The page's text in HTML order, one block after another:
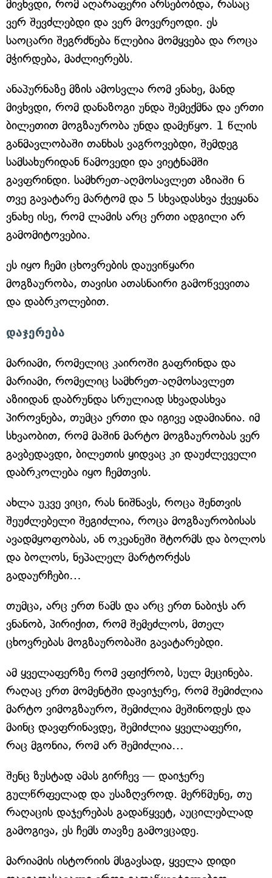
მივხვდი, რომ აღარაფერი არსებობდა, რასაც
ვერ შევძლებდი და ვერ მოვერეოდი. ეს
საოცარი შეგრძნება წლებია მომყვება და როცა
მჭირდება, მაძლიერებს.
ანაპურნაზე მზის ამოსვლა რომ ვნახე, მანდ
მივხვდი, რომ დანაზოგი უნდა შემექმნა და ერთი
ბილეთით მოგზაურობა უნდა დამეწყო. 1 წლის
განმავლობაში თანხას ვაგროვებდი, შემდეგ
სამსახურიდან წამოვედი და ვიეტნამში
გავფრინდი. სამხრეთ-აღმოსავლეთ აზიაში 6
თვე გავატარე მარტომ და 5 სხვადასხვა ქვეყანა
ვნახე ისე, რომ ლამის არც ერთი ადგილი არ
გამომიტოვებია.
ეს იყო ჩემი ცხოვრების დაუვიწყარი
მოგზაურობა, თავისი ათასნაირი გამოწვევითა
და დაბრკოლებით.
დაჯერება
მარიამი, რომელიც კაიროში გაფრინდა და
მარიამი, რომელიც სამხრეთ-აღმოსავლეთ
აზიიდან დაბრუნდა სრულიად სხვადასხვა
პიროვნება, თუმცა ერთი და იგივე ადამიანია. იმ
სხვაობით, რომ მაშინ მარტო მოგზაურობას ვერ
გავბედავდი, ბილეთის ყიდვაც კი დაუძლეველი
დაბრკოლება იყო ჩემთვის.
ახლა უკვე ვიცი, რას ნიშნავს, როცა შენთვის
შეუძლებელი შეგიძლია, როცა მოგზაურობისას
ავადმყოფობას, ან ოკეანეში შტორმს და ბოლოს
და ბოლოს, ნეპალელ მარტორქას
გადაურჩები…
თუმცა, არც ერთ წამს და არც ერთ ნაბიჯს არ
ვნანობ, პირიქით, რომ შემეძლოს, მთელ
ცხოვრებას მოგზაურობაში გავატარებდი.
ამ ყველაფერზე რომ ვფიქრობ, სულ მეცინება.
რაღაც ერთ მომენტში დავიჯერე, რომ შემიძლია
მარტო ვიმოგზაურო, შემიძლია მეშინოდეს და
მაინც დავფრინავდე, შემიძლია ყველაფერი,
რაც მგონია, რომ არ შემიძლია…
შენც ზუსტად ამას გირჩევ — დაიჯერე
გულწრფელად და უსაზღვროდ. მერწმუნე, თუ
რაღაცის დაჯერებას გადაწყვეტ, აუცილებლად
გამოგივა, ეს ჩემს თავზე გამოვცადე.
მარიამის ისტორიის მსგავსად, ყველა დიდი